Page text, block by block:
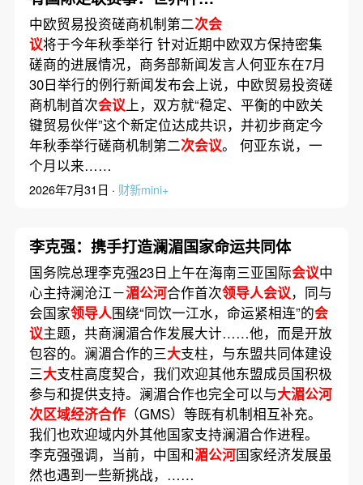
非商品
中欧贸易投资磋商机制第二次会
议将于今年秋季举行 针对近期中欧双方保持密集
磋商的进展情况，商务部新闻发言人何亚东在7月
30日举行的例行新闻发布会上说，中欧贸易投资磋
商机制首次会议上，双方就“稳定、平衡的中欧关
键贸易伙伴”这个新定位达成共识，并初步商定今
年秋季举行磋商机制第二次会议。 何亚东说，一
个月以来……
2026年7月31日 · 财新mini+
李克强：携手打造澜湄国家命运共同体
国务院总理李克强23日上午在海南三亚国际会议中
心主持澜沧江－湄公河合作首次领导人会议，同与
会国家领导人围绕“同饮一江水，命运紧相连”的会
议主题，共商澜湄合作发展大计……他，而是开放
包容的。澜湄合作的三大支柱，与东盟共同体建设
三大支柱高度契合，我们欢迎其他东盟成员国积极
参与和提供支持。澜湄合作也完全可以与大湄公河
次区域经济合作（GMS）等既有机制相互补充。
我们也欢迎域内外其他国家支持澜湄合作进程。
李克强强调，当前，中国和湄公河国家经济发展虽
然也遇到一些新挑战，……